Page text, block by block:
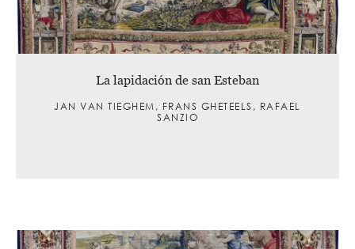
La lapidación de san Esteban
JAN VAN TIEGHEM, FRANS GHETEELS, RAFAEL
SANZIO